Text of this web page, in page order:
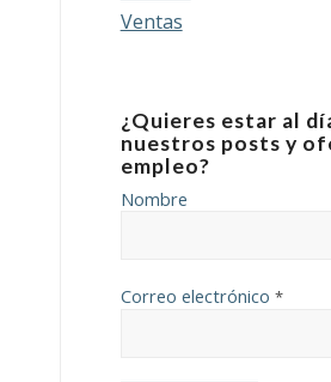
Ventas
¿Quieres estar al
nuestros posts y
empleo?
Nombre
Correo electrónico *